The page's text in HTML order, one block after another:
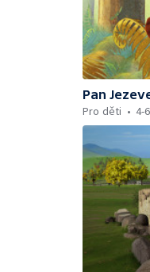
Pan
Pro děti
4-